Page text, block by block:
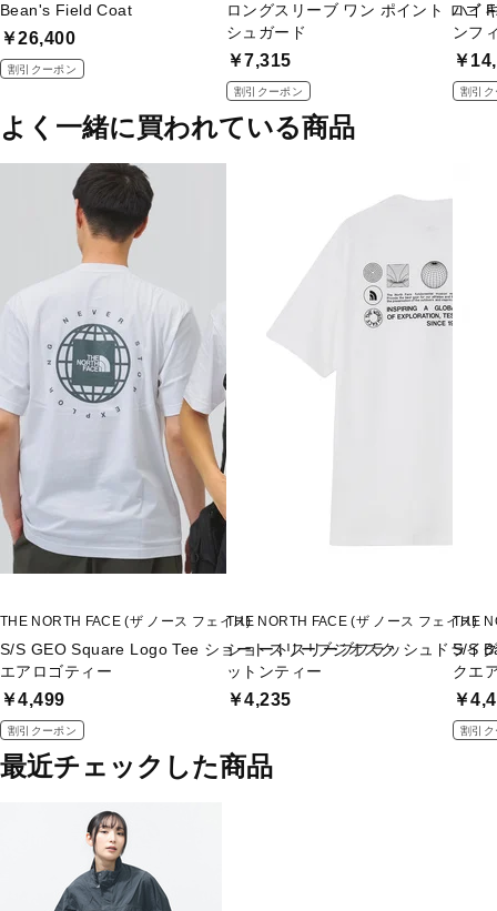
Bean's Field Coat
￥26,400
割引クーポン
ロングスリーブ ワン ポイント ロゴ
シュガード
￥7,315
割引クーポン
ハイ
ンフ
￥
割引ク
よく一緒に買われている商品
THE NORTH FACE (ザ ノース フェイス)
S/S GEO Square Logo Tee ショートスリーブジオスク
エアロゴティー
￥4,499
割引クーポン
THE NORTH FACE (ザ ノース フェイス)
ショートスリーブフラッシュドライ
ットンティー
￥4,235
THE
S/S
クエ
￥
割引ク
最近チェックした商品